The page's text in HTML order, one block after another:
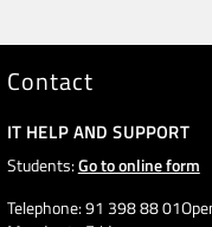
Contact
IT HELP AND SUPPORT
Students:Go to online form
Telephone: 91 398 88